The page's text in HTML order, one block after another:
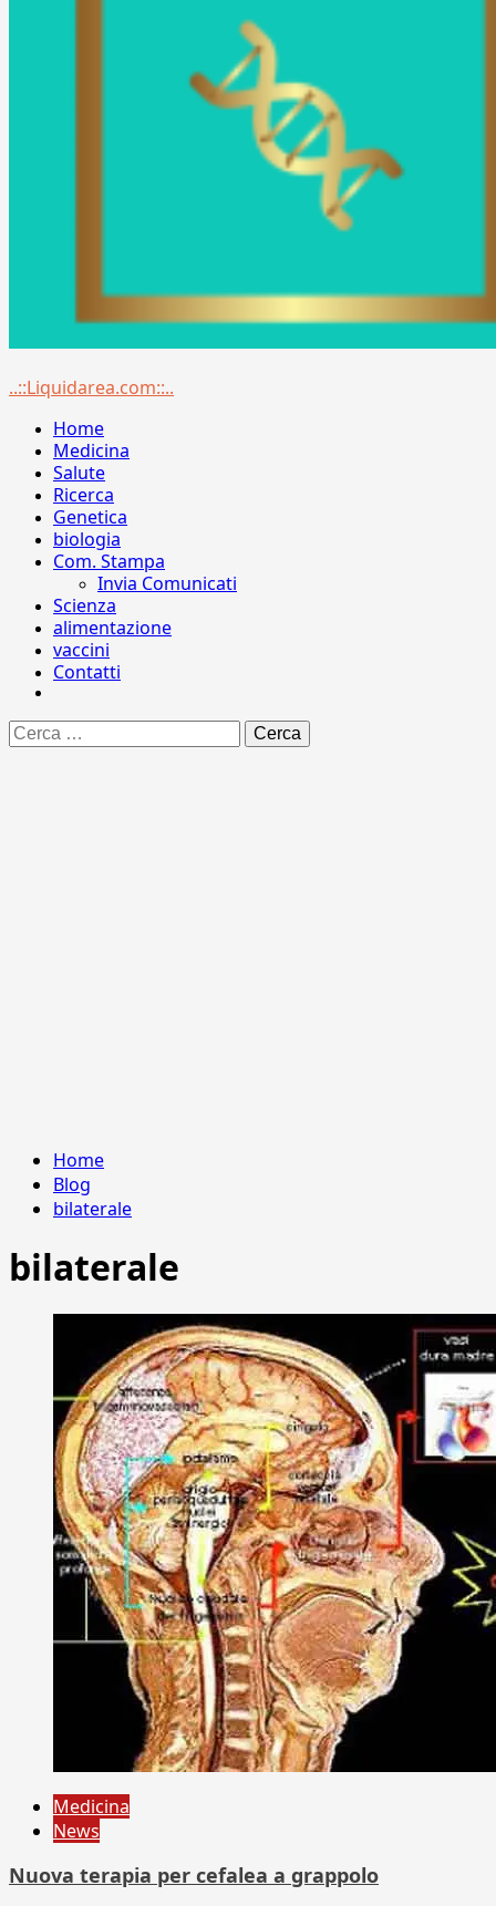
Menu
..::Liquidarea.com::..
Home
Medicina
Salute
Ricerca
Genetica
biologia
Com. Stampa
Invia Comunicati
Scienza
alimentazione
vaccini
Contatti
Ricerca
per:
Home
Blog
bilaterale
bilaterale
Medicina
News
Nuova terapia per cefalea a grappolo